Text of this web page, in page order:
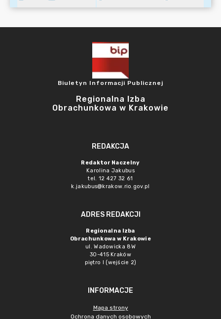
Biuletyn Informacji Publicznej
Regionalna Izba
Obrachunkowa w Krakowie
REDAKCJA
Redaktor Naczelny
Karolina Jakubus
tel. 12 427 32 61
k.jakubus@krakow.rio.gov.pl
ADRES REDAKCJI
Regionalna Izba
Obrachunkowa w Krakowie
ul. Wadowicka 8W
30-415 Kraków
piętro I (wejście 2)
INFORMACJE
Mapa strony
Ochrona danych osobowych